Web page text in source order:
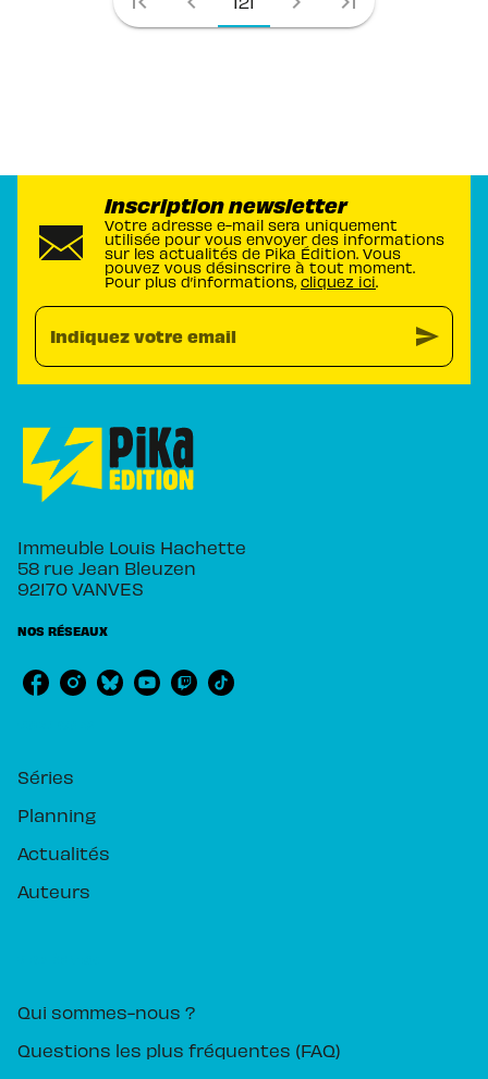
Inscription newsletter
Votre adresse e-mail sera uniquement
utilisée pour vous envoyer des informations
sur les actualités de Pika Édition. Vous
pouvez vous désinscrire à tout moment.
Pour plus d’informations, cliquez ici.
Indiquez votre email send
Immeuble Louis Hachette
58 rue Jean Bleuzen
92170 VANVES
NOS RÉSEAUX
Séries
Planning
Actualités
Auteurs
Qui sommes-nous ?
Questions les plus fréquentes (FAQ)